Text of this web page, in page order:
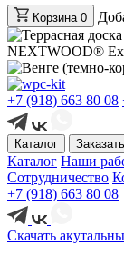
Корзина 0
NEXTWOOD®
+7 (918) 663 80 08
Каталог
Каталог Наши
Сотрудничество
+7 (918) 663 80 08
Скачать